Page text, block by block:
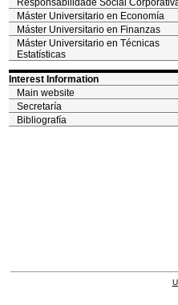
Responsabilidade Social
Máster Universitario en Economía
Máster Universitario en Finanzas
Máster Universitario en Técnicas
Estatísticas
Interest Information
Main website
Secretaría
Bibliografía